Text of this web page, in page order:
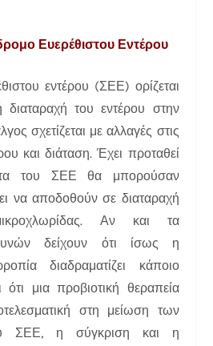
Ευερέθιστου Εντέρου
εντέρου (ΣΕΕ) ορίζεται
διαταραχή του εντέρου στην
σχετίζεται με αλλαγές στις
και διάταση. Έχει προταθεί
του ΣΕΕ θα μπορούσαν
να αποδοθούν σε διαταραχή
Αν και τα
δείχουν ότι ίσως η
διαδραματίζει κάποιο
μια προβιοτική θεραπεία
στη μείωση των
ΣΕΕ, η σύγκριση και η